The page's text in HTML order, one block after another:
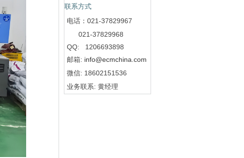
联系方式
电话：021-37829967
021-37829968
QQ: 1206693898
邮箱: info@ecmchina.com
微信: 18602151536
业务联系: 黄经理